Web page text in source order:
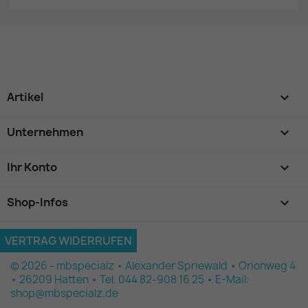
Artikel 
Unternehmen 
Ihr Konto 
Shop-Infos keyboard_arrow_down
VERTRAG WIDERRUFEN
© 2026 - mbspecialz • Alexander Spriewald • Orionweg 4
• 26209 Hatten • Tel. 044 82-908 16 25 • E-Mail:
shop@mbspecialz.de